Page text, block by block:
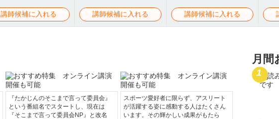
講師候補に入れる 講師候補に入れる 講師候補に入れる
『たかじんのそこまで言って委員会』
という番組名でスタートし、現在は
『そこまで言って委員会NP』と改名
スポーツ愛好者に限らず、アスリート
が活躍する姿に感動する人はたくさん
います。その輝かしい成果がもたら
月間